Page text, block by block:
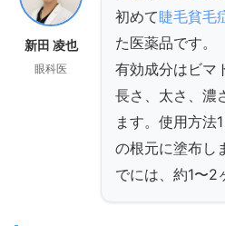
新田 凌也
眼科医
初めて睫毛貧毛
た医薬品です。
有効成分はビマ
長さ、太さ、濃
ます。使用方法
の根元に塗布し
でには、約1〜2